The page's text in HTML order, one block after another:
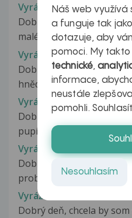
Vyrážka na ruce
Dobrý den. Na hřbetu
malé červené flíčky v
Vyrážka na ruce
Dobrý den Dnes jsem si
hnědých fleků a těchto
Vyrážka na ruce a lýtku
Dobrý den, už 3 týdny
pupínky které svědí, ale...
Vyrážka na ruce, puchýřky
Dobry den, chtel jsem se
problemu. Pre nekolika
Vyrážka na rukách
Dobrý deň, chcela by
Náš web využívá
a funguje tak
dotazuje, aby
pomoci. My
technické,
informace,
neustále
pomohli.
Nesouhlasím